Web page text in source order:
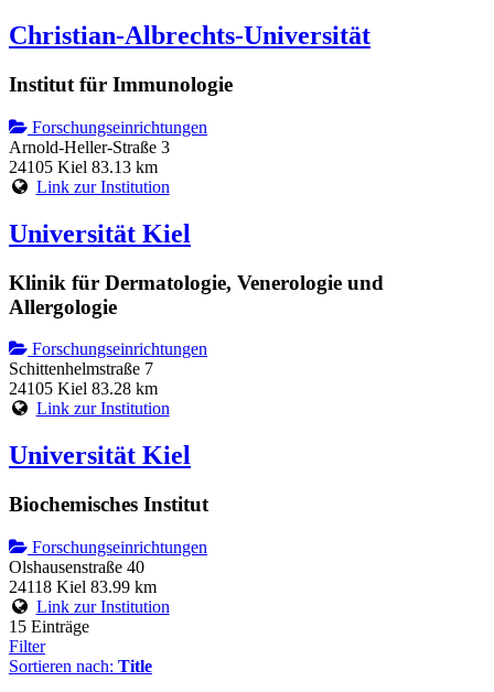
Christian-Albrechts-Universität
Institut für Immunologie
Forschungseinrichtungen
Arnold-Heller-Straße 3
24105 Kiel 83.13 km
Link zur Institution
Universität Kiel
Klinik für Dermatologie, Venerologie und
Allergologie
Forschungseinrichtungen
Schittenhelmstraße 7
24105 Kiel 83.28 km
Link zur Institution
Universität Kiel
Biochemisches Institut
Forschungseinrichtungen
Olshausenstraße 40
24118 Kiel 83.99 km
Link zur Institution
15 Einträge
Filter
Sortieren nach: Title